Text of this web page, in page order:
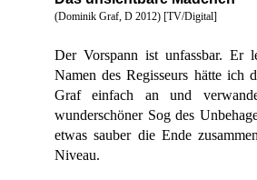
(Dominik Graf, D 2012) [TV/Digital]
Der Vorspann ist unfassbar. Er
Namen des Regisseurs hätte ich
Graf einfach an und
wunderschöner Sog des
etwas sauber die Ende
Niveau.